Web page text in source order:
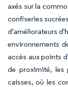
axés sur la
confiseries
d'améliorateurs
environnements
accès aux points
de proximité, les
caisses, où les